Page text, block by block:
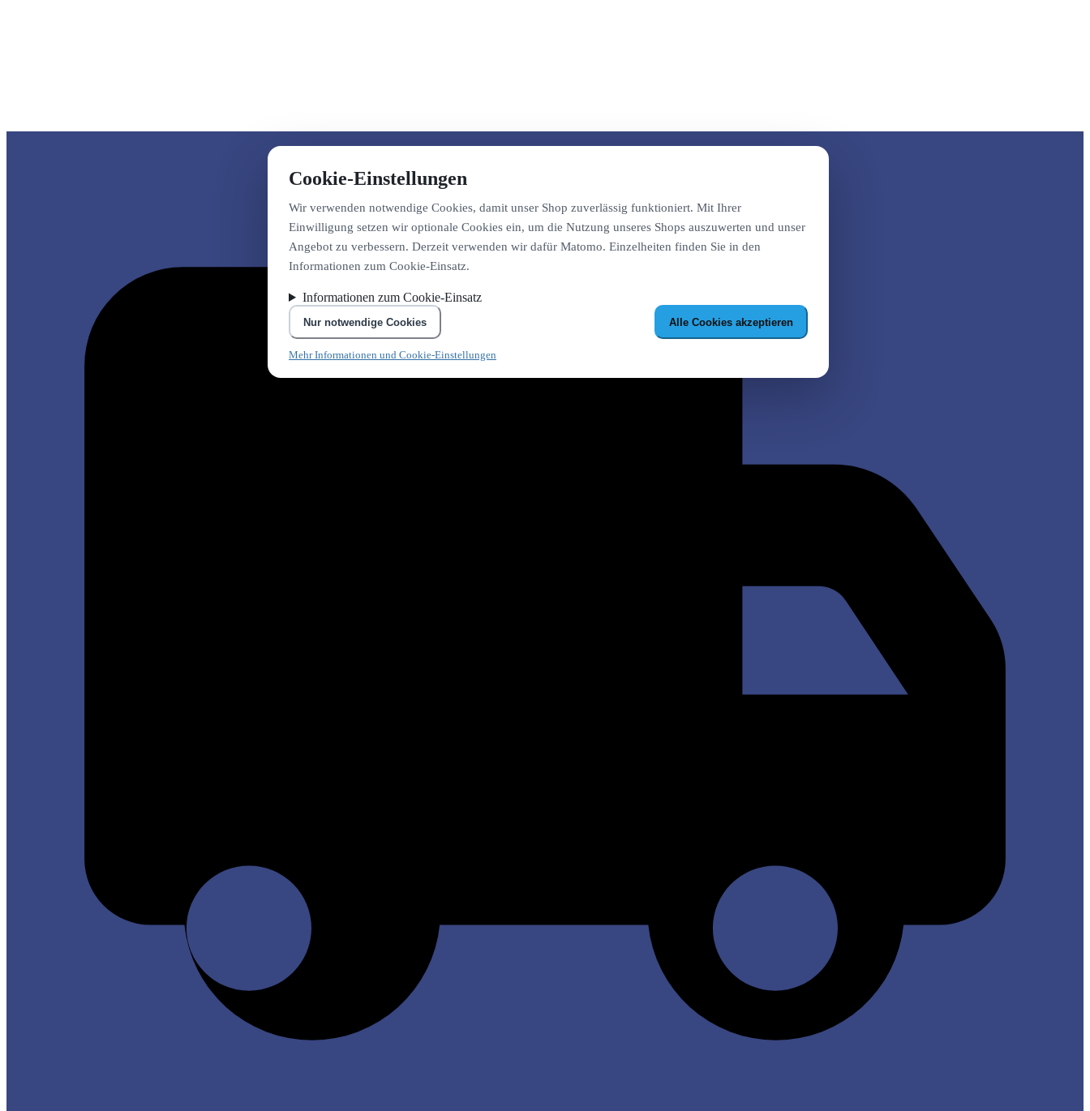
Cookie-Einstellungen
Wir verwenden notwendige Cookies, damit unser Shop zuverlässig funktioniert. Mit Ihrer
Einwilligung setzen wir optionale Cookies ein, um die Nutzung unseres Shops auszuwerten und unser
Angebot zu verbessern. Derzeit verwenden wir dafür Matomo. Einzelheiten finden Sie in den
Informationen zum Cookie-Einsatz.
Informationen zum Cookie-Einsatz
Nur notwendige Cookies Alle Cookies akzeptieren
Mehr Informationen und Cookie-Einstellungen